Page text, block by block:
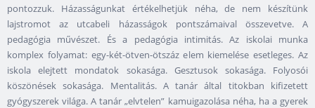
pontozzuk. Házasságunkat értékelhetjük néha, de nem készítünk
lajstromot az utcabeli házasságok pontszámaival összevetve. A
pedagógia művészet. És a pedagógia intimitás. Az iskolai munka
komplex folyamat: egy-két-ötven-ötszáz elem kiemelése esetleges. Az
iskola elejtett mondatok sokasága. Gesztusok sokasága. Folyosói
köszönések sokasága. Mentalitás. A tanár által titokban kifizetett
gyógyszerek világa. A tanár „elvtelen” kamuigazolása néha, ha a gyerek